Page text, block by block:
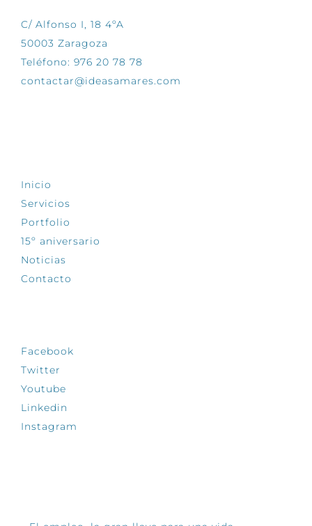
C/ Alfonso I, 18 4ºA
50003 Zaragoza
Teléfono: 976 20 78 78
contactar@ideasamares.com
Inicio
Servicios
Portfolio
15º aniversario
Noticias
Contacto
Facebook
Twitter
Youtube
Linkedin
Instagram